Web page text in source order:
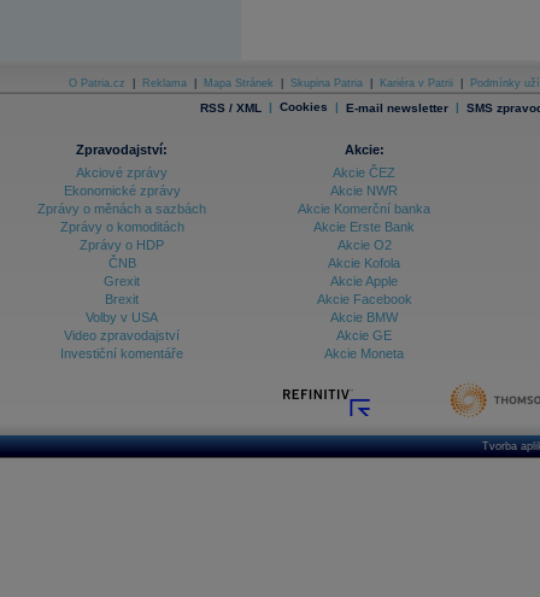
O Patria.cz Reklama Mapa Stránek Skupina Patria Kariéra v Patrii Podmínky
RSS / XML | Cookies | E-mail newsletter | SMS
Zpravodajství:
Akciové zprávy
Ekonomické zprávy
Zprávy o měnách a sazbách
Zprávy o komoditách
Zprávy o HDP
ČNB
Grexit
Brexit
Volby v USA
Video zpravodajství
Investiční komentáře
Akcie:
Akcie ČEZ
Akcie NWR
Akcie Komerční banka
Akcie Erste Bank
Akcie O2
Akcie Kofola
Akcie Apple
Akcie Facebook
Akcie BMW
Akcie GE
Akcie Moneta
Tvorba